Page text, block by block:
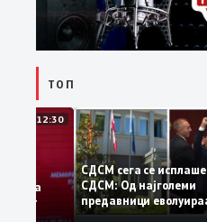
ТОП
12:30
на
СДСМ сега се
СДСМ: Од
предавници
најголеми